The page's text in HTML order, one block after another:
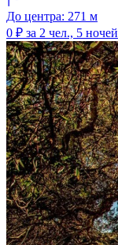
До центра: 271 м
0 ₽ за 2 чел., 5 ночей